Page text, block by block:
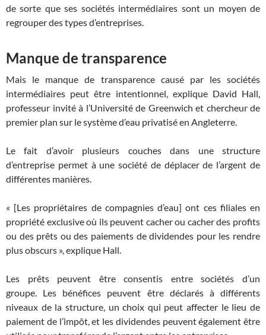
de sorte que ses sociétés intermédiaires sont un moyen de
regrouper des types d’entreprises.
Manque de transparence
Mais le manque de transparence causé par les sociétés
intermédiaires peut être intentionnel, explique David Hall,
professeur invité à l’Université de Greenwich et chercheur de
premier plan sur le système d’eau privatisé en Angleterre.
Le fait d’avoir plusieurs couches dans une structure
d’entreprise permet à une société de déplacer de l’argent de
différentes manières.
« [Les propriétaires de compagnies d’eau] ont ces filiales en
propriété exclusive où ils peuvent cacher ou cacher des profits
ou des prêts ou des paiements de dividendes pour les rendre
plus obscurs », explique Hall.
Les prêts peuvent être consentis entre sociétés d’un
groupe. Les bénéfices peuvent être déclarés à différents
niveaux de la structure, un choix qui peut affecter le lieu de
paiement de l’impôt, et les dividendes peuvent également être